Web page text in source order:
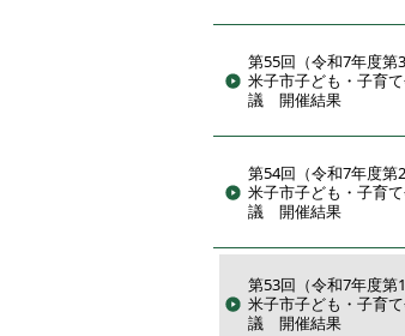
第55回（令和7年度第3
米子市子ども・子育
議 開催結果
第54回（令和7年度第2
米子市子ども・子育
議 開催結果
第53回（令和7年度第1
米子市子ども・子育
議 開催結果